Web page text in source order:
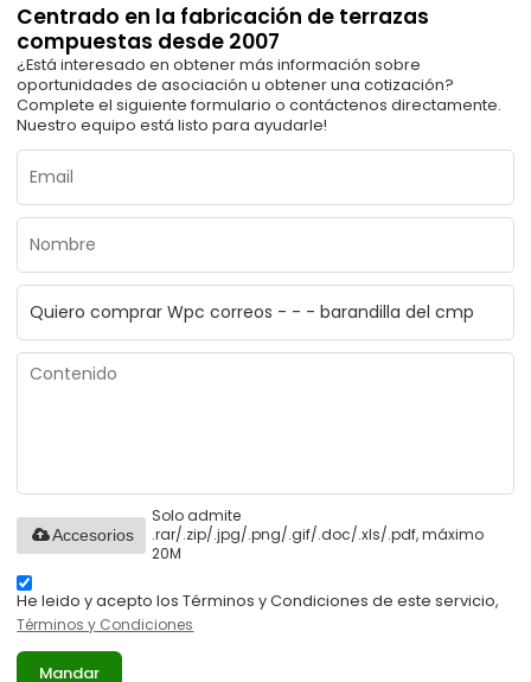
Centrado en la fabricación de terrazas
compuestas desde 2007
¿Está interesado en obtener más información sobre
oportunidades de asociación u obtener una cotización?
Complete el siguiente formulario o contáctenos directamente.
Nuestro equipo está listo para ayudarle!
Solo admite
.rar/.zip/.jpg/.png/.gif/.doc/.xls/.pdf, máximo
20M
Accesorios
He leido y acepto los Términos y Condiciones de este servicio,
Términos y Condiciones
Mandar